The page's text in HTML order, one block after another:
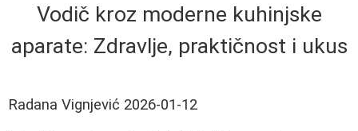
Vodič kroz moderne kuhinjske
aparate: Zdravlje, praktičnost i ukus
Radana Vignjević 2026-01-12